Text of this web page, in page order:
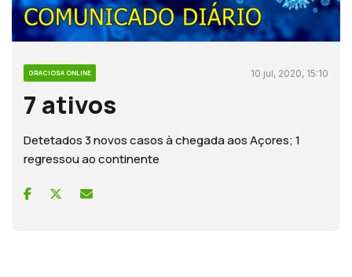
GRACIOSA ONLINE 10 jul, 2020, 15:10
7 ativos
Detetados 3 novos casos à chegada aos Açores; 1
regressou ao continente